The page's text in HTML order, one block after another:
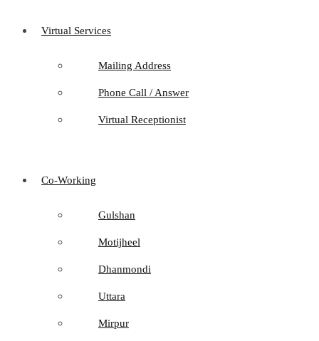
Virtual Services
Mailing Address
Phone Call / Answer
Virtual Receptionist
Co-Working
Gulshan
Motijheel
Dhanmondi
Uttara
Mirpur